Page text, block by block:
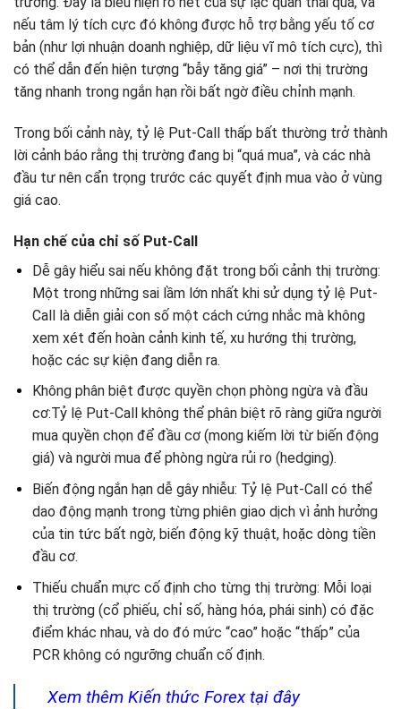
nếu tâm lý tích cực đó không được hỗ trợ bằng yếu tố cơ
bản (như lợi nhuận doanh nghiệp, dữ liệu vĩ mô tích cực), thì
có thể dẫn đến hiện tượng “bẫy tăng giá” – nơi thị trường
tăng nhanh trong ngắn hạn rồi bất ngờ điều chỉnh mạnh.
Trong bối cảnh này, tỷ lệ Put-Call thấp bất thường trở thành
lời cảnh báo rằng thị trường đang bị “quá mua”, và các nhà
đầu tư nên cẩn trọng trước các quyết định mua vào ở vùng
giá cao.
Hạn chế của chỉ số Put-Call
Dễ gây hiểu sai nếu không đặt trong bối cảnh thị trường:
Một trong những sai lầm lớn nhất khi sử dụng tỷ lệ Put-
Call là diễn giải con số một cách cứng nhắc mà không
xem xét đến hoàn cảnh kinh tế, xu hướng thị trường,
hoặc các sự kiện đang diễn ra.
Không phân biệt được quyền chọn phòng ngừa và đầu
cơ:Tỷ lệ Put-Call không thể phân biệt rõ ràng giữa người
mua quyền chọn để đầu cơ (mong kiếm lời từ biến động
giá) và người mua để phòng ngừa rủi ro (hedging).
Biến động ngắn hạn dễ gây nhiễu: Tỷ lệ Put-Call có thể
dao động mạnh trong từng phiên giao dịch vì ảnh hưởng
của tin tức bất ngờ, biến động kỹ thuật, hoặc dòng tiền
đầu cơ.
Thiếu chuẩn mực cố định cho từng thị trường: Mỗi loại
thị trường (cổ phiếu, chỉ số, hàng hóa, phái sinh) có đặc
điểm khác nhau, và do đó mức “cao” hoặc “thấp” của
PCR không có ngưỡng chuẩn cố định.
Xem thêm Kiến thức Forex tại đây